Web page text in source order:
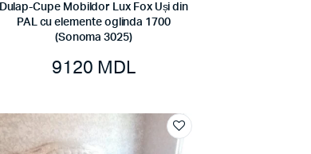
Dulap-Cupe Mobildor Lux Fox Uși din
PAL cu elemente oglinda 1700
(Sonoma 3025)
9120 MDL